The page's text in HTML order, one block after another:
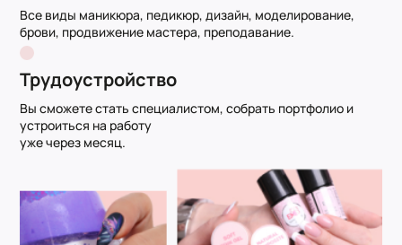
Все виды маникюра, педикюр, дизайн, моделирование,
брови, продвижение мастера, преподавание.
Трудоустройство
Вы сможете стать специалистом, собрать портфолио и
устроиться на работу
уже через месяц.